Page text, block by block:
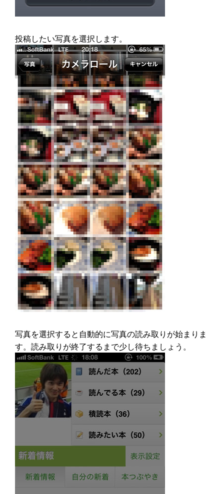
投稿したい写真を選択します。
写真を選択すると自動的に写真の読み取りが始まりま
す。読み取りが終了するまで少し待ちましょう。